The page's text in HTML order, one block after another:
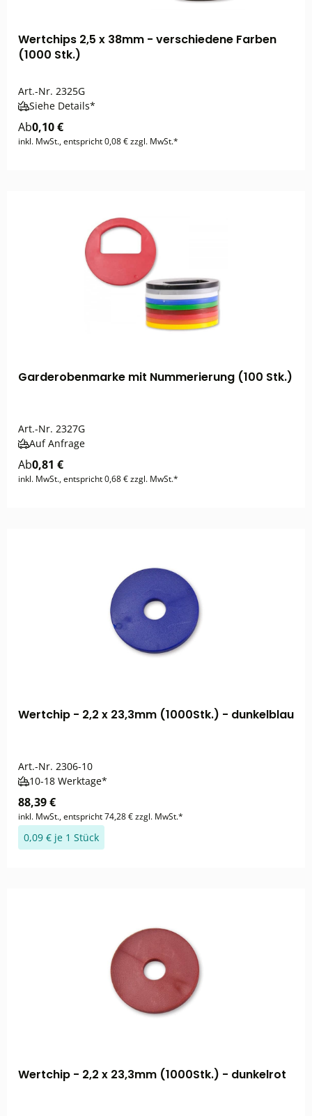
Wertchips 2,5 x 38mm - verschiedene Farben
(1000 Stk.)
Art.-Nr. 2325G
Siehe Details*
Ab0,10 €
inkl. MwSt., entspricht 0,08 € zzgl. MwSt.*
Garderobenmarke mit Nummerierung (100 Stk.)
Art.-Nr. 2327G
Auf Anfrage
Ab0,81 €
inkl. MwSt., entspricht 0,68 € zzgl. MwSt.*
Wertchip - 2,2 x 23,3mm (1000Stk.) - dunkelblau
Art.-Nr. 2306-10
10-18 Werktage*
88,39 €
inkl. MwSt., entspricht 74,28 € zzgl. MwSt.*
0,09 € je 1 Stück
Wertchip - 2,2 x 23,3mm (1000Stk.) - dunkelrot